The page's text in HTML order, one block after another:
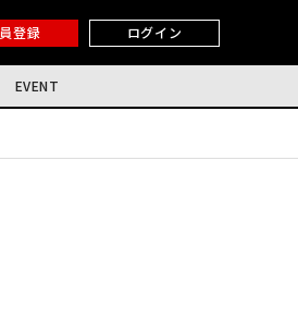
登録 ログイン
EVENT